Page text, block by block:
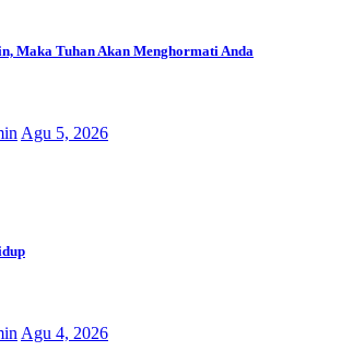
Maka Tuhan Akan Menghormati Anda
Agu 5, 2026
Agu 4, 2026